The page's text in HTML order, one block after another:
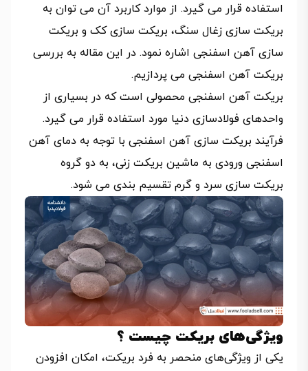
استفاده قرار می گیرد. از موارد کاربرد آن می­ توان به
بریکت ­سازی زغال سنگ، بریکت­ سازی کک و بریکت
سازی آهن اسفنجی اشاره نمود. در این مقاله به بررسی
بریکت آهن اسفنجی می پردازیم.
بریکت آهن اسفنجی محصولی است که در بسیاری از
واحدهای فولادسازی دنیا مورد استفاده قرار می­ گیرد.
فرآیند بریکت­ سازی آهن اسفنجی با توجه به دمای آهن
اسفنجی ورودی به ماشین بریکت ­زنی، به دو گروه
بریکت­ سازی سرد و گرم تقسیم ­بندی می­ شود.
ویژگی‌های بریکت چیست ؟
یکی از ویژگی‌های منحصر به فرد بریکت، امکان افزودن